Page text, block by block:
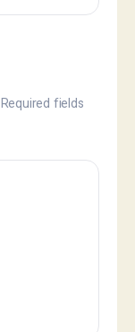
Required fields